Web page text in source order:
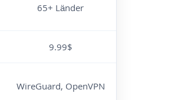
65+ Länder
9.99$
WireGuard, OpenVPN